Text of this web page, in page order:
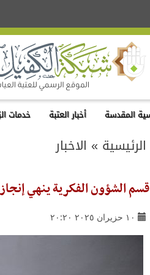
المقدسة أخبار العتبة خدمات
الرئيسية » الاخبار
قسم الشؤون الفكرية ينهي
١٠ حزيران ٢٠٢٥ ٢٠:٢٠